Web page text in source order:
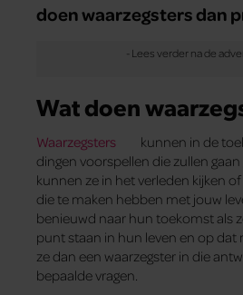
doen waarzegsters dan
Wat doen
Waarzegsters
kunnen in de
dingen voorspellen die zullen
kunnen ze in het verleden kijken
die te maken hebben met jouw
benieuwd naar hun toekomst als
punt staan in hun leven en op
ze dan een waarzegster in die
bepaalde vragen.